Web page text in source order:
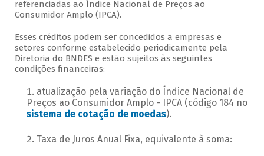
referenciadas ao Índice Nacional de Preços ao
Consumidor Amplo (IPCA).
Esses créditos podem ser concedidos a empresas e
setores conforme estabelecido periodicamente pela
Diretoria do BNDES e estão sujeitos às seguintes
condições financeiras:
atualização pela variação do Índice Nacional de
Preços ao Consumidor Amplo - IPCA (código 184 no
sistema de cotação de moedas).
Taxa de Juros Anual Fixa, equivalente à soma: